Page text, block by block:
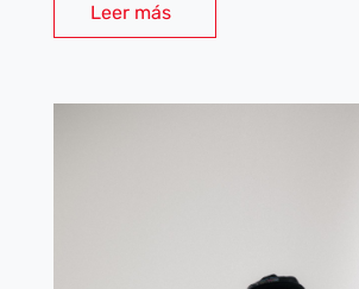
Leer más